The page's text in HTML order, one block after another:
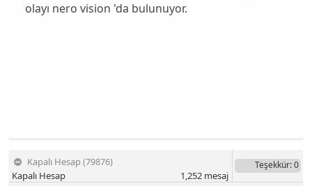
olayı nero vision 'da bulunuyor.
Kapalı Hesap (79876)
Kapalı Hesap
Teşekkür: 0
1,252mesaj